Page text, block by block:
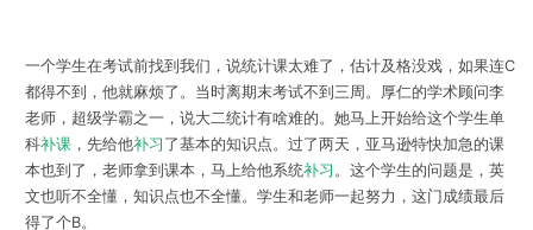
一个学生在考试前找到我们，说统计课太难了，估计及格没戏，如果连C
都得不到，他就麻烦了。当时离期末考试不到三周。厚仁的学术顾问李
老师，超级学霸之一，说大二统计有啥难的。她马上开始给这个学生单
科补课，先给他补习 了基本的知识点。过了两天，亚马逊特快加急的课
本也到了，老师拿到课本，马上给他系统补习 。这个学生的问题是，英
文也听不全懂，知识点也不全懂。学生和老师一起努力，这门成绩最后
得了个B。